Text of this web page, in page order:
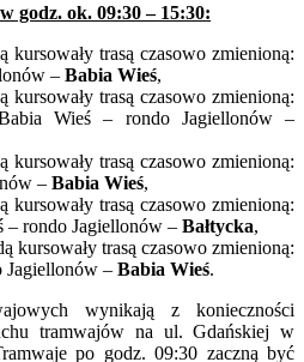
godz. ok. 09:30 – 15:30:
kursowały trasą czasowo zmienioną:
– Babia Wieś,
kursowały trasą czasowo zmienioną:
Wieś – rondo Jagiellonów –
kursowały trasą czasowo zmienioną:
– Babia Wieś,
kursowały trasą czasowo zmienioną:
– rondo Jagiellonów – Bałtycka,
kursowały trasą czasowo zmienioną:
Jagiellonów – Babia Wieś.
wynikają z konieczności
tramwajów na ul. Gdańskiej w
po godz. 09:30 zaczną być